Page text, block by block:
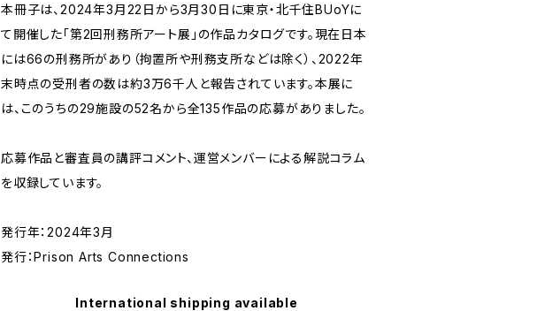
本冊子は、2024年3月22日から3月30日に東京・北千住BUoYに
て開催した「第2回刑務所アート展」の作品カタログです。現在日本
には66の刑務所があり（拘置所や刑務支所などは除く）、2022年
末時点の受刑者の数は約3万6千人と報告されています。本展に
は、このうちの29施設の52名から全135作品の応募がありました。
応募作品と審査員の講評コメント、運営メンバーによる解説コラム
を収録しています。
発行年：2024年3月
発行：Prison Arts Connections
International shipping available